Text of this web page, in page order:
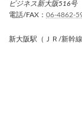
ビジネス新大阪516号
電話/FAX： 06-4862-
新大阪駅（ＪＲ/新幹